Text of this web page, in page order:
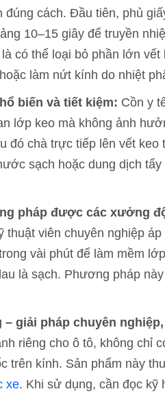
cách. Đầu tiên, phủ
10–15 giây để truyền
có thể loại bỏ phần lớn
làm nứt kính do nhiệt
biến và tiết kiệm: Cồn y
lớp keo mà không ảnh
đó chà trực tiếp lên vết
sạch hoặc dung dịch
pháp được các xưởng
thuật viên chuyên nghiệp
vài phút để làm mềm
là sạch. Phương pháp
giải pháp chuyên
riêng cho ô tô, không chỉ
trên kính. Sản phẩm này
xe. Khi sử dụng, cần đọc